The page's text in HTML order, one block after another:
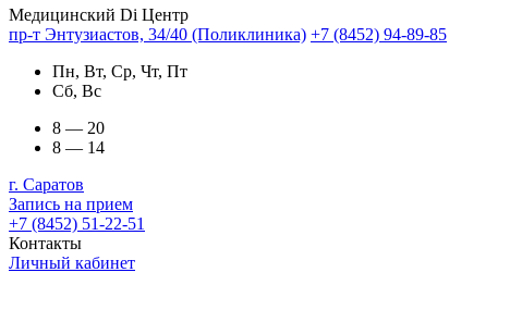
Медицинский Di Центр
пр-т Энтузиастов, 34/40 (Поликлиника) +7 (8452) 94-89-85
Пн, Вт, Ср, Чт, Пт
Сб, Вс
8 — 20
8 — 14
г. Саратов
Запись на прием
+7 (8452) 51-22-51
Контакты
Личный кабинет